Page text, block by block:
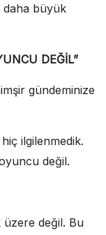
daha büyük
DEĞİL”
gündeminize
ilgilenmedik.
değil.
üzere değil. Bu